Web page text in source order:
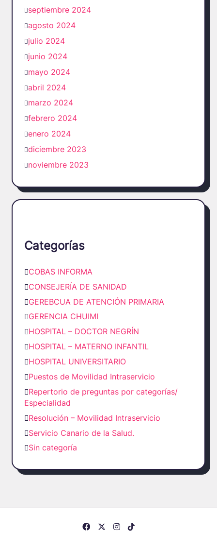
septiembre 2024
agosto 2024
julio 2024
junio 2024
mayo 2024
abril 2024
marzo 2024
febrero 2024
enero 2024
diciembre 2023
noviembre 2023
Categorías
COBAS INFORMA
CONSEJERÍA DE SANIDAD
GEREBCUA DE ATENCIÓN PRIMARIA
GERENCIA CHUIMI
HOSPITAL – DOCTOR NEGRÍN
HOSPITAL – MATERNO INFANTIL
HOSPITAL UNIVERSITARIO
Puestos de Movilidad Intraservicio
Repertorio de preguntas por categorías/
Especialidad
Resolución – Movilidad Intraservicio
Servicio Canario de la Salud.
Sin categoría